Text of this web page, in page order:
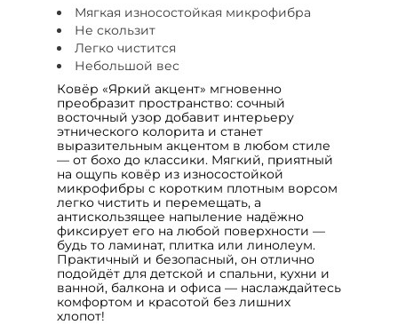
Мягкая износостойкая микрофибра
Не скользит
Легко чистится
Небольшой вес
Ковёр «Яркий акцент» мгновенно
преобразит пространство: сочный
восточный узор добавит интерьеру
этнического колорита и станет
выразительным акцентом в любом стиле
— от бохо до классики. Мягкий, приятный
на ощупь ковёр из износостойкой
микрофибры с коротким плотным ворсом
легко чистить и перемещать, а
антискользящее напыление надёжно
фиксирует его на любой поверхности —
будь то ламинат, плитка или линолеум.
Практичный и безопасный, он отлично
подойдёт для детской и спальни, кухни и
ванной, балкона и офиса — наслаждайтесь
комфортом и красотой без лишних
хлопот!